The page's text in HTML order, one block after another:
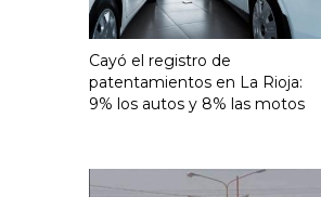
Cayó el registro de
patentamientos en La Rioja:
9% los autos y 8% las motos